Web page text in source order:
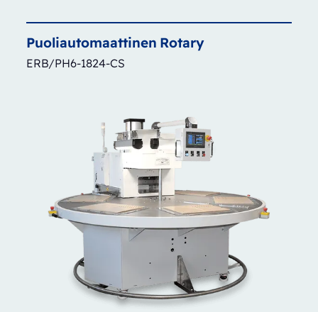
Puoliautomaattinen Rotary
ERB/PH6-1824-CS